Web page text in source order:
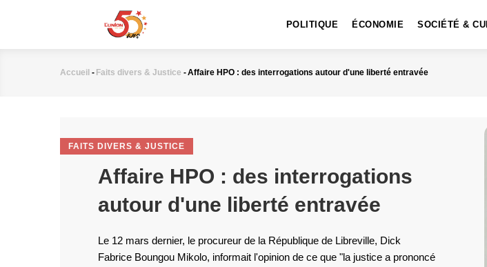
POLITIQUE ÉCONOMIE SOCIÉTÉ &
Fil
Accueil - Faits divers & Justice -Affaire HPO : des interrogations autour d'une liberté entravée
FAITS DIVERS & JUSTICE
Affaire HPO : des interrogations
autour d'une liberté entravée
Le 12 mars dernier, le procureur de la République de Libreville, Dick
Fabrice Boungou Mikolo, informait l'opinion de ce que "la justice a prononcé